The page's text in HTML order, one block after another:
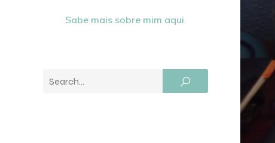
Sabe mais sobre mim aqui.